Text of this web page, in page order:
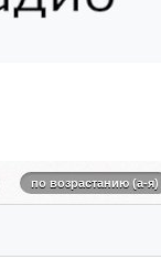
по возрастанию (а-я)